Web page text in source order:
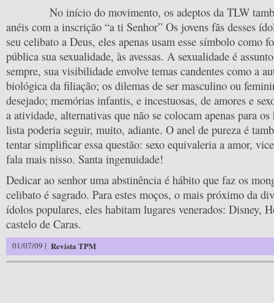
No início do movimento, os adeptos da TLW
anéis com a inscrição “a ti Senhor” Os jovens fãs desses
seu celibato a Deus, eles apenas usam esse símbolo como
pública sua sexualidade, às avessas. A sexualidade é
sempre, sua visibilidade envolve temas candentes como a
biológica da filiação; os dilemas de ser masculino ou
desejado; memórias infantis, e incestuosas, de amores e
a atividade, alternativas que não se colocam apenas para os
lista poderia seguir, muito, adiante. O anel de pureza é
tentar simplificar essa questão: sexo equivaleria a amor,
fala mais nisso. Santa ingenuidade!
Dedicar ao senhor uma abstinência é hábito que faz os
celibato é sagrado. Para estes moços, o mais próximo da
ídolos populares, eles habitam lugares venerados: Disney,
castelo de Caras.
01/07/09 | Revista TPM